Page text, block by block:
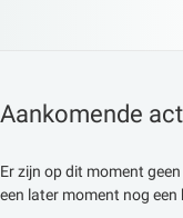
Aankomende
Er zijn op dit moment
een later moment nog een